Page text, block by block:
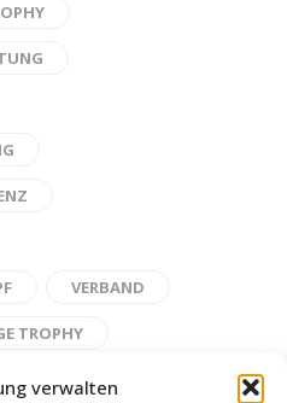
verwalten
VERBAND
TROPHY
CHALLENGE